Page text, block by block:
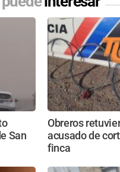
San
Obreros
acusado de
finca